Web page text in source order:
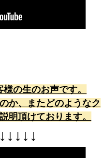
の生のお声です。
か、またどのようなク
明頂けております。
↓ ↓ ↓ ↓ ↓